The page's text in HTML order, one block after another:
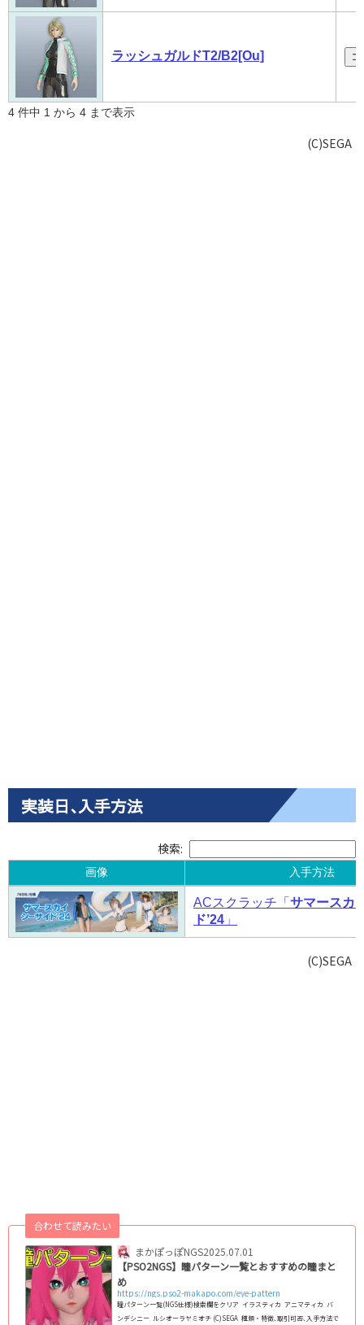
ラッシュガルドT2/B2[Ou]
4 件中 1 から 4 まで表示
(C)SEGA
実装日､入手方法
検索:
画像 入手方法
画像 入手方法
ACスクラッチ「 サマースカ
ド’24 」
(C)SEGA
まかぽっぽNGS
合わせて読みたい
2025.07.01
【PSO2NGS】瞳パターン一覧とおすすめの瞳まと
め
https://ngs.pso2-makapo.com/eye-pattern
瞳パターン一覧(NGS仕様)検索欄をクリア イラスティカ アニマティカ バ
ンデシニー ルシオーラヤミオチ (C)SEGA 種類・特徴､取引可否､入手方法で